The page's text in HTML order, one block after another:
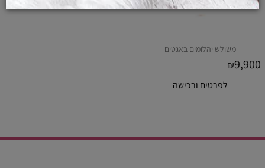
משולש יהלומים באגטים
₪9,900
לפרטים ורכישה